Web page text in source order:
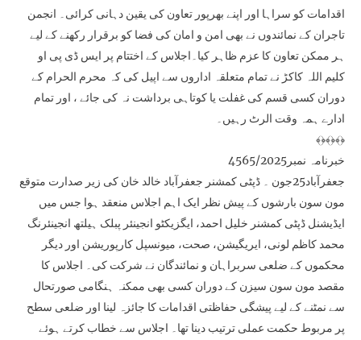
اقدامات کو سراہا اور اپنے بھرپور تعاون کی یقین دہانی کرائی۔ انجمن
تاجران کے نمائندوں نے بھی امن و امان کی فضا کو برقرار رکھنے کے لیے
ہر ممکن تعاون کا عزم ظاہر کیا۔اجلاس کے اختتام پر ایس ڈی پی او
کلیم اللہ کاکڑ نے تمام متعلقہ اداروں سے اپیل کی کہ محرم الحرام کے
دوران کسی قسم کی غفلت یا کوتاہی برداشت نہ کی جائے ، اور تمام
ادارے ہمہ وقت الرٹ رہیں۔
﴾﴿﴾﴿﴾﴿
خبرنامہ نمبر4565/2025
جعفرآباد25جون ۔ ڈپٹی کمشنر جعفرآباد خالد خان کی زیر صدارت متوقع
مون سون بارشوں کے پیش نظر ایک اہم اجلاس منعقد ہوا جس میں
ایڈیشنل ڈپٹی کمشنر خلیل احمد، ایگزیکٹو انجینئر پبلک ہیلتھ انجینئرنگ
محمد کاظم لونی، ایریگیشن، صحت، میونسپل کارپوریشن اور دیگر
محکموں کے ضلعی سربراہان و نمائندگان نے شرکت کی۔ اجلاس کا
مقصد مون سون سیزن کے دوران کسی بھی ممکنہ ہنگامی صورتحال
سے نمٹنے کے لیے پیشگی حفاظتی اقدامات کا جائزہ لینا اور ضلعی سطح
پر مربوط حکمت عملی ترتیب دینا تھا۔ اجلاس سے خطاب کرتے ہوئے